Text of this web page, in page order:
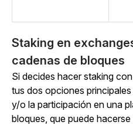
Staking en
cadenas de bloques
Si decides hacer staking
tus dos opciones principales
y/o la participación en una
bloques, que puede